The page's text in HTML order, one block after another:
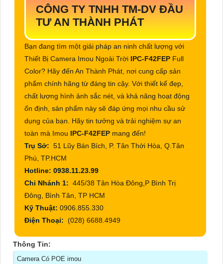
CÔNG TY TNHH TM-DV ĐẦU
TƯ AN THÀNH PHÁT
Bạn đang tìm một giải pháp an ninh chất lượng với
Thiết Bị Camera Imou Ngoài Trời IPC-F42FEP Full
Color? Hãy đến An Thành Phát, nơi cung cấp sản
phẩm chính hãng từ đáng tin cậy. Với thiết kế đẹp,
chất lượng hình ảnh sắc nét, và khả năng hoạt động
ổn định, sản phẩm này sẽ đáp ứng mọi nhu cầu sử
dụng của bạn. Hãy tin tưởng và trải nghiệm sự an
toàn mà Imou IPC-F42FEP mang đến!
Trụ Sở: 51 Lũy Bán Bích, P. Tân Thới Hòa, Q.Tân
Phú, TP.HCM
Hotline: 0938.11.23.99
Chi Nhánh 1: 445/38 Tân Hòa Đông,P Bình Trị
Đông, Bình Tân, TP HCM
Kỹ Thuật: 0906.855.330
Điện Thoại: (028) 6688.4949
Thông Tin:
Camera Có POE imou